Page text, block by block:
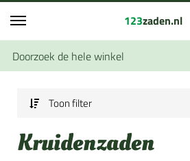
123zaden.nl
Toon filter
Kruidenzaden